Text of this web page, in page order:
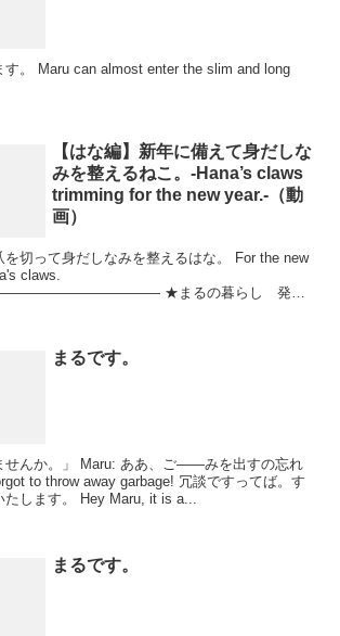
す。 Maru can almost enter the slim and long
【はな編】新年に備えて身だしな
みを整えるねこ。-Hana’s claws
trimming for the new year.-（動
画）
を切って身だしなみを整えるはな。 For the new
claws.
★まるの暮らし 発売
まるです。
ああ、ご――みを出すの忘れ
away garbage! 冗談ですってば。す
たします。 Hey Maru, it is a...
まるです。